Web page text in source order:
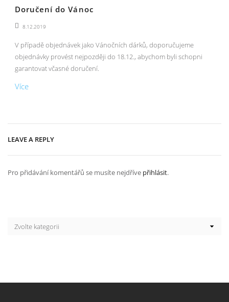
Doručení do Vánoc
8.12.2019
V případě objednávek jako Vánočních dárků, doporučujeme
objednávky provést nejpozději do 18.12., abychom byli schopni
garantovat včasné doručení.
Více
LEAVE A REPLY
Pro přidávání komentářů se musíte nejdříve přihlásit.